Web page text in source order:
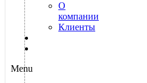
О
компании
Клиенты
Menu